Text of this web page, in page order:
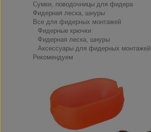
Сумки, поводочницы для фидера
Фидерная леска, шнуры
Все для фидерных монтажей
Фидерные крючки
Фидерная леска, шнуры
Аксессуары для фидерных монтажей
Рекомендуем